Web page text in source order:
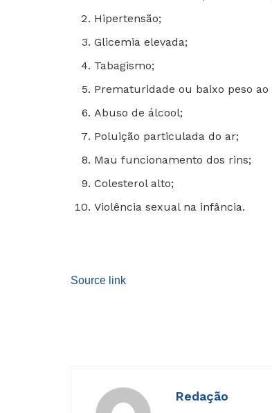
Hipertensão;
Glicemia elevada;
Tabagismo;
Prematuridade ou baixo peso ao
Abuso de álcool;
Poluição particulada do ar;
Mau funcionamento dos rins;
Colesterol alto;
Violência sexual na infância.
Source link
Redação